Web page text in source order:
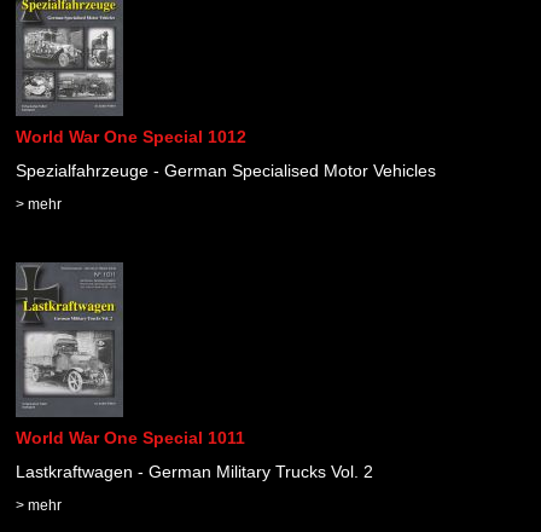
World War One Special 1012
Spezialfahrzeuge - German Specialised Motor Vehicles
> mehr
World War One Special 1011
Lastkraftwagen - German Military Trucks Vol. 2
> mehr